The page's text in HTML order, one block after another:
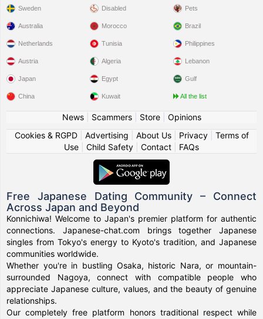
Sweden Disabled Pets
Australia
Netherlands
Austria
Japan
China
Morocco
Tunisia
Algeria
Egypt
Kuwait
Brazil
Philippines
Lebanon
Gulf
All the list
News| Scammers| Store| Opinions
Cookies & RGPD| Advertising About Us| Privacy| Terms of
Use
Child Safety Contact FAQs
Free Japanese Dating Community – Connect
Across Japan and Beyond
Konnichiwa! Welcome to Japan's premier platform for authentic
connections. Japanese-chat.com brings together Japanese
singles from Tokyo's energy to Kyoto's tradition, and Japanese
communities worldwide.
Whether you're in bustling Osaka, historic Nara, or mountain-
surrounded Nagoya, connect with compatible people who
appreciate Japanese culture, values, and the beauty of genuine
relationships.
Our completely free platform honors traditional respect while